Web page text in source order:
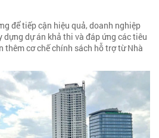
để tiếp cận hiệu quả, doanh nghiệp
dựng dự án khả thi và đáp ứng các tiêu
thêm cơ chế chính sách hỗ trợ từ Nhà